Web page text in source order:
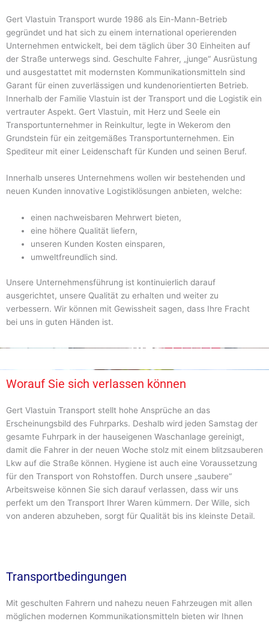
Gert Vlastuin Transport wurde 1986 als Ein-Mann-Betrieb
gegründet und hat sich zu einem international operierenden
Unternehmen entwickelt, bei dem täglich über 30 Einheiten auf
der Straße unterwegs sind. Geschulte Fahrer, „junge“ Ausrüstung
und ausgestattet mit modernsten Kommunikationsmitteln sind
Garant für einen zuverlässigen und kundenorientierten Betrieb.
Innerhalb der Familie Vlastuin ist der Transport und die Logistik ein
vertrauter Aspekt. Gert Vlastuin, mit Herz und Seele ein
Transportunternehmer in Reinkultur, legte in Wekerom den
Grundstein für ein zeitgemäßes Transportunternehmen. Ein
Spediteur mit einer Leidenschaft für Kunden und seinen Beruf.
Innerhalb unseres Unternehmens wollen wir bestehenden und
neuen Kunden innovative Logistiklösungen anbieten, welche:
einen nachweisbaren Mehrwert bieten,
eine höhere Qualität liefern,
unseren Kunden Kosten einsparen,
umweltfreundlich sind.
Unsere Unternehmensführung ist kontinuierlich darauf
ausgerichtet, unsere Qualität zu erhalten und weiter zu
verbessern. Wir können mit Gewissheit sagen, dass Ihre Fracht
bei uns in guten Händen ist.
Worauf Sie sich verlassen können
Gert Vlastuin Transport stellt hohe Ansprüche an das
Erscheinungsbild des Fuhrparks. Deshalb wird jeden Samstag der
gesamte Fuhrpark in der hauseigenen Waschanlage gereinigt,
damit die Fahrer in der neuen Woche stolz mit einem blitzsauberen
Lkw auf die Straße können. Hygiene ist auch eine Voraussetzung
für den Transport von Rohstoffen. Durch unsere „saubere“
Arbeitsweise können Sie sich darauf verlassen, dass wir uns
perfekt um den Transport Ihrer Waren kümmern. Der Wille, sich
von anderen abzuheben, sorgt für Qualität bis ins kleinste Detail.
Transportbedingungen
Mit geschulten Fahrern und nahezu neuen Fahrzeugen mit allen
möglichen modernen Kommunikationsmitteln bieten wir Ihnen